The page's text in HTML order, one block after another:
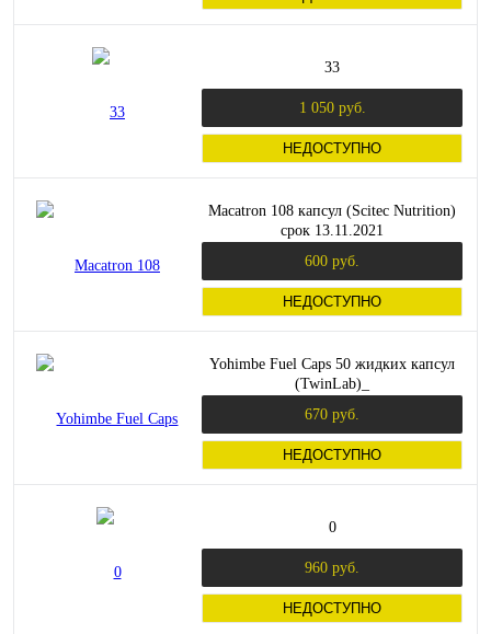
33
1 050 руб.
НЕДОСТУПНО
Macatron 108 капсул (Scitec Nutrition)
срок 13.11.2021
600 руб.
НЕДОСТУПНО
Yohimbe Fuel Caps 50 жидких капсул
(TwinLab)_
670 руб.
НЕДОСТУПНО
0
960 руб.
НЕДОСТУПНО